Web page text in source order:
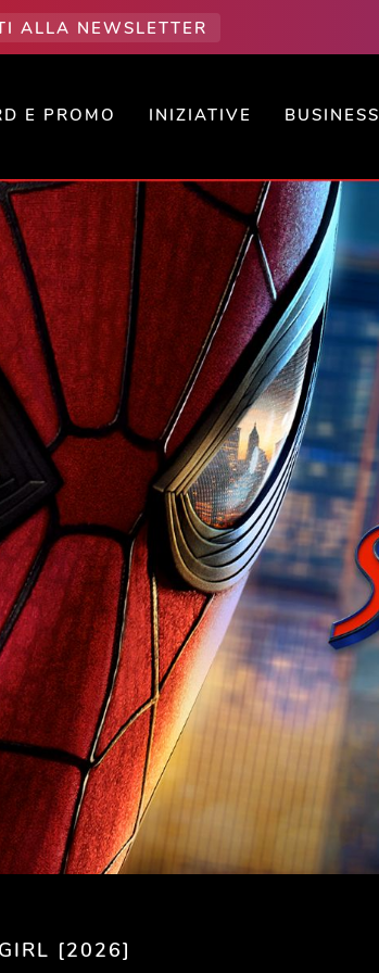
ALLA NEWSLETTER
E PROMO INIZIATIVE BUSINESS
[2026]